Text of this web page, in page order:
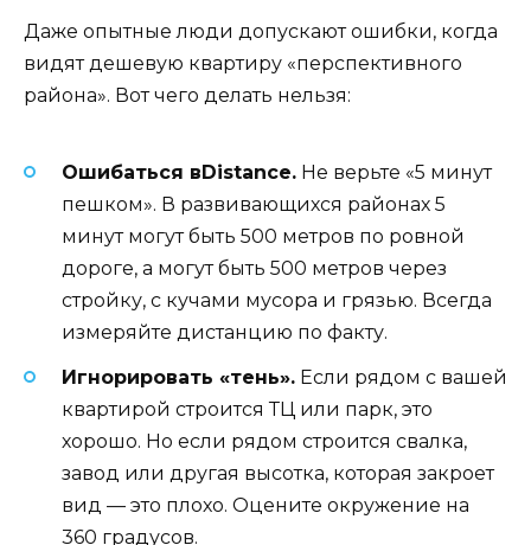
Даже опытные люди допускают ошибки, когда
видят дешевую квартиру «перспективного
района». Вот чего делать нельзя:
Ошибаться вDistance. Не верьте «5 минут
пешком». В развивающихся районах 5
минут могут быть 500 метров по ровной
дороге, а могут быть 500 метров через
стройку, с кучами мусора и грязью. Всегда
измеряйте дистанцию по факту.
Игнорировать «тень». Если рядом с вашей
квартирой строится ТЦ или парк, это
хорошо. Но если рядом строится свалка,
завод или другая высотка, которая закроет
вид — это плохо. Оцените окружение на
360 градусов.